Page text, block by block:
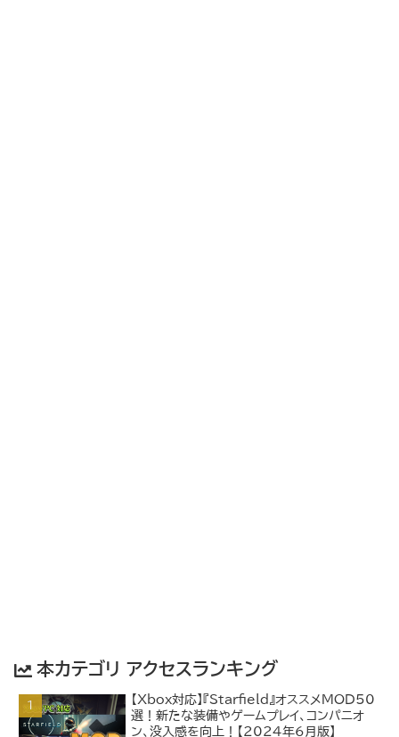
本カテゴリ アクセスランキング
【Xbox対応】『Starfield』オススメMOD50
選！新たな装備やゲームプレイ、コンパニオ
ン、没入感を向上！【2024年6月版】